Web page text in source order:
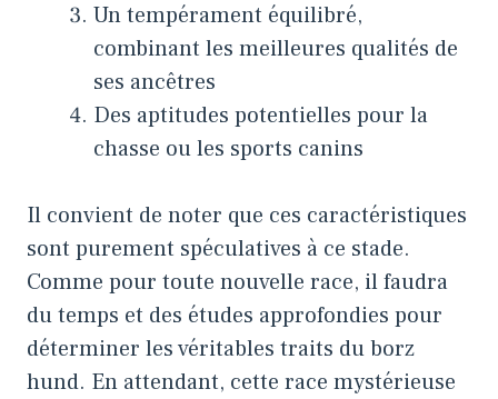
Un tempérament équilibré,
combinant les meilleures qualités de
ses ancêtres
Des aptitudes potentielles pour la
chasse ou les sports canins
Il convient de noter que ces caractéristiques
sont purement spéculatives à ce stade.
Comme pour toute nouvelle race, il faudra
du temps et des études approfondies pour
déterminer les véritables traits du borz
hund. En attendant, cette race mystérieuse